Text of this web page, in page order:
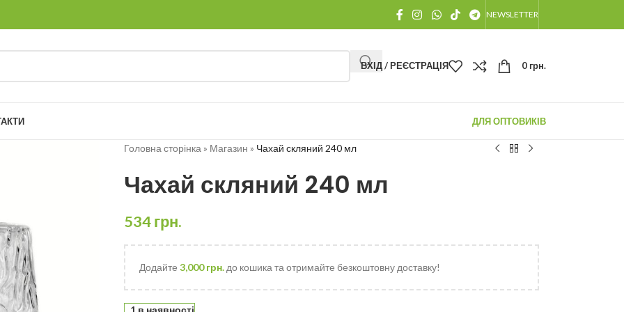
NEWSLETTER
ВХІД / РЕЄСТРАЦІЯ 0 грн.
ДЛЯ ОПТОВИКІВ
Головна сторінка » Магазин » Чахай скляний 240 мл
Чахай скляний 240 мл
534грн.
Додайте 3,000грн.до кошика та отримайте безкоштовну доставку!
1 в наявності